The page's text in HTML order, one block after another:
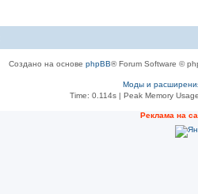
Создано на основе phpBB® Forum Software ©
Моды и
Time: 0.114s | Peak Memory
Рeклама на